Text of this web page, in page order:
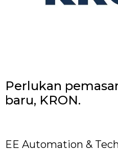
Perlukan
baru, KRON.
EE Automation &